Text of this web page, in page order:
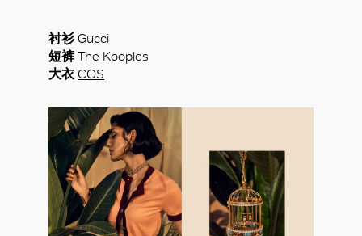
衬衫 Gucci
短裤The Kooples
大衣 COS